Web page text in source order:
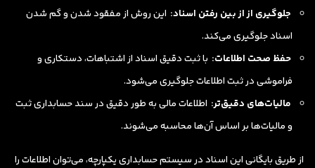
جلوگیری از از بین رفتن اسناد: این روش از مفقود شدن و گم شدن
اسناد جلوگیری می‌کند.
حفظ صحت اطلاعات: با ثبت دقیق اسناد از اشتباهات، دستکاری و
فراموشی در ثبت اطلاعات جلوگیری می‌شود.
مالیات‌های دقیق‌تر: اطلاعات مالی به طور دقیق در سند حسابداری ثبت
و مالیات‌ها بر اساس آن‌ها محاسبه می‌شوند.
از طریق بایگانی این اسناد در سیستم حسابداری یکپارچه، می‌توان اطلاعات را